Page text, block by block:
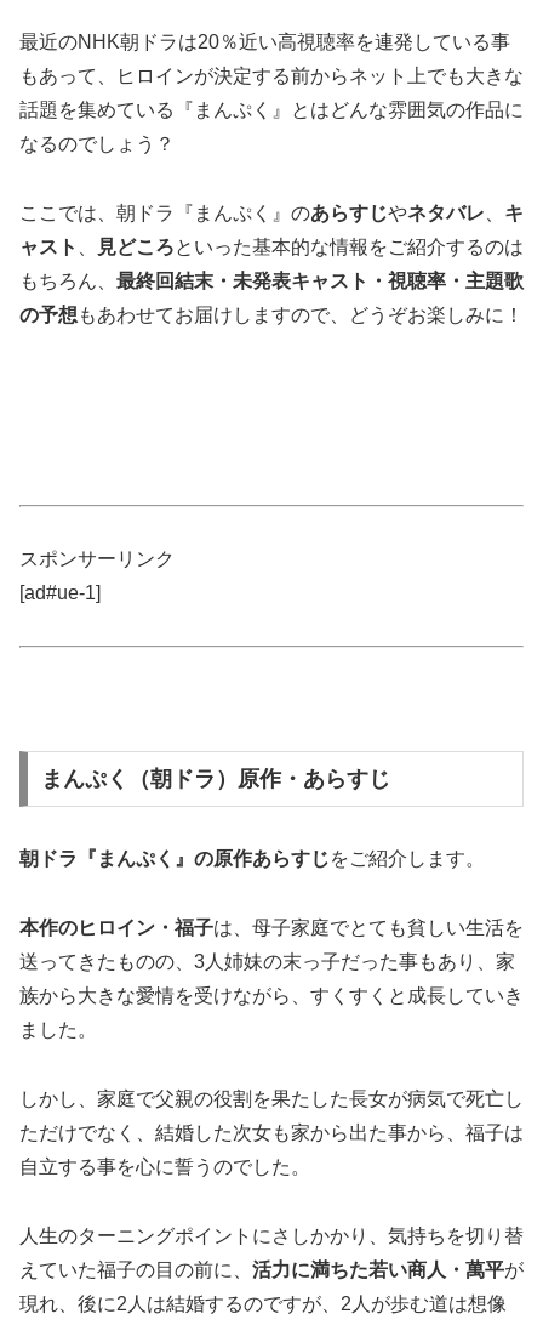
最近のNHK朝ドラは20％近い高視聴率を連発している事
もあって、ヒロインが決定する前からネット上でも大きな
話題を集めている『まんぷく』とはどんな雰囲気の作品に
なるのでしょう？
ここでは、朝ドラ『まんぷく』のあらすじやネタバレ
キ
ャスト
見どころといった基本的な情報をご紹介するのは
もちろん、 最終回結末・未発表キャスト・視聴率・主題歌
の予想 もあわせてお届けしますので、どうぞお楽しみに！
スポンサーリンク
[ad#ue-1]
まんぷく（朝ドラ）原作・あらすじ
朝ドラ『まんぷく』の原作あらすじをご紹介します。
本作のヒロイン・福子は、母子家庭でとても貧しい生活を
送ってきたものの、3人姉妹の末っ子だった事もあり、家
族から大きな愛情を受けながら、すくすくと成長していき
ました。
しかし、家庭で父親の役割を果たした長女が病気で死亡し
ただけでなく、結婚した次女も家から出た事から、福子は
自立する事を心に誓うのでした。
人生のターニングポイントにさしかかり、気持ちを切り替
えていた福子の目の前に、 活力に満ちた若い商人・萬平が
現れ、後に2人は結婚するのですが、2人が歩む道は想像